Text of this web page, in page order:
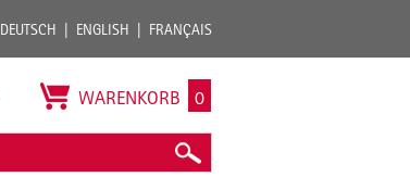
DEUTSCH ENGLISH FRANÇAIS
WARENKORB 0